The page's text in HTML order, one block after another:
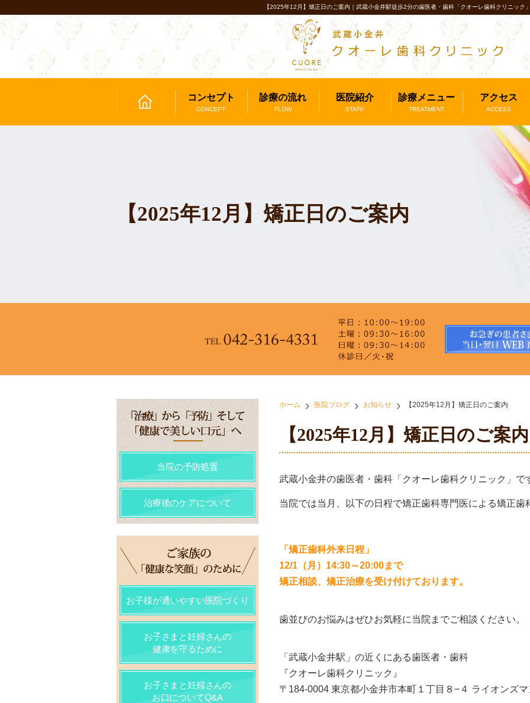
【2025年12月】矯正日のご案内｜武蔵小金井駅徒歩2分の歯医者・歯科「クオーレ歯科クリニック
コンセプト
CONCEPT
診療の流れ
FLOW
医院紹介
STAFF
診療メニュー
TREATMENT
アクセス
ACCESS
【2025年12月】矯正日のご案内
ホーム 医院ブログ お知らせ 【2025年12月】矯正日のご案内
【2025年12月】矯正日のご案内
武蔵小金井の歯医者・歯科「クオーレ歯科クリニック」で
当院では当月、以下の日程で矯正歯科専門医による矯正歯
「矯正歯科外来日程」
12/1（月）14:30～20:00まで
矯正相談、矯正治療を受け付けております。
歯並びのお悩みはぜひお気軽に当院までご相談ください。
「武蔵小金井駅」の近くにある歯医者・歯科
『クオーレ歯科クリニック』
〒184-0004 東京都小金井市本町１丁目８−４ ライオンズ
当院の予防処置
治療後のケアについて
お子様が通いやすい医院づくり
お子さまと妊婦さんの
健康を守るために
お子さまと妊婦さんの
お口についてQ&A